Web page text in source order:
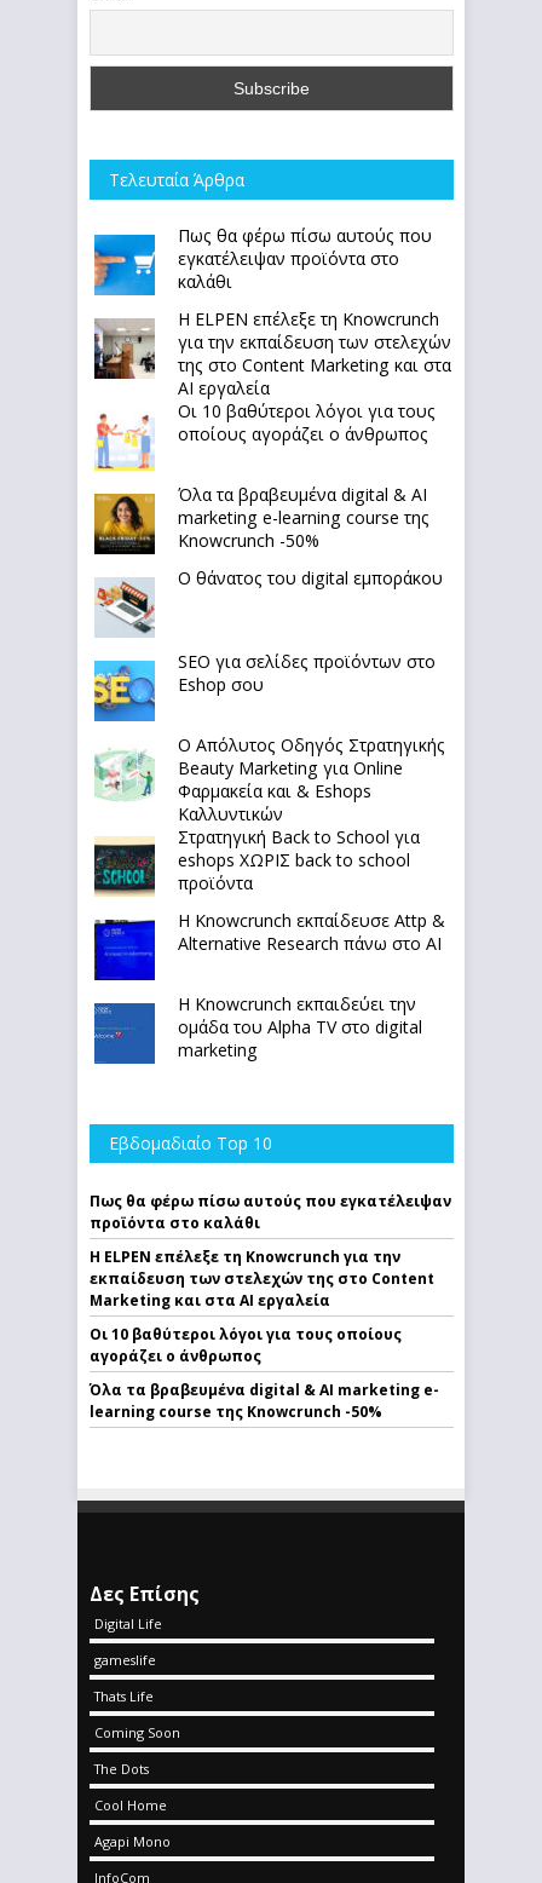
Τελευταία Άρθρα
Πως θα φέρω πίσω αυτούς που
εγκατέλειψαν προϊόντα στο
καλάθι
Η ELPEN επέλεξε τη Knowcrunch
για την εκπαίδευση των στελεχών
της στο Content Marketing και στα
AI εργαλεία
Οι 10 βαθύτεροι λόγοι για τους
οποίους αγοράζει ο άνθρωπος
Όλα τα βραβευμένα digital & AI
marketing e-learning course της
Knowcrunch -50%
Ο θάνατος του digital εμποράκου
SEO για σελίδες προϊόντων στο
Eshop σου
Ο Απόλυτoς Οδηγός Στρατηγικής
Beauty Marketing για Online
Φαρμακεία και & Eshops
Καλλυντικών
Στρατηγική Back to School για
eshops ΧΩΡΙΣ back to school
προϊόντα
Η Knowcrunch εκπαίδευσε Attp &
Alternative Research πάνω στο ΑΙ
Η Knowcrunch εκπαιδεύει την
ομάδα του Alpha TV στο digital
marketing
Εβδομαδιαίο Top 10
Πως θα φέρω πίσω αυτούς που εγκατέλειψαν
προϊόντα στο καλάθι
Η ELPEN επέλεξε τη Knowcrunch για την
εκπαίδευση των στελεχών της στο Content
Marketing και στα AI εργαλεία
Οι 10 βαθύτεροι λόγοι για τους οποίους
αγοράζει ο άνθρωπος
Όλα τα βραβευμένα digital & AI marketing e-
learning course της Knowcrunch -50%
Δες Επίσης
Digital Life
gameslife
Thats Life
Coming Soon
The Dots
Cool Home
Agapi Mono
InfoCom